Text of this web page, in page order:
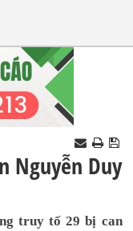
Nguyễn Duy
truy tố 29 bị can